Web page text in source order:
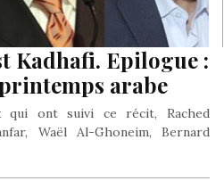
Kadhafi. Epilogue :
arabe
qui ont suivi ce récit, Rached
Waël Al-Ghoneim, Bernard